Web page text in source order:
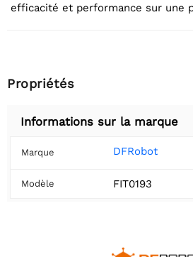
efficacité et performance sur une
Propriétés
Informations sur la marque
Marque DFRobot
Modèle FIT0193